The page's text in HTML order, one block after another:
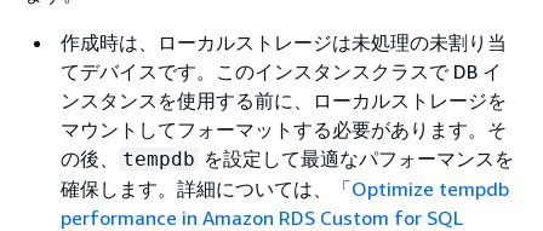
作成時は、ローカルストレージは未処理の未割り当
てデバイスです。このインスタンスクラスで DB イ
ンスタンスを使用する前に、ローカルストレージを
マウントしてフォーマットする必要があります。そ
の後、
tempdb を設定して最適なパフォーマンスを
確保します。詳細については、「Optimize tempdb
performance in Amazon RDS Custom for SQL